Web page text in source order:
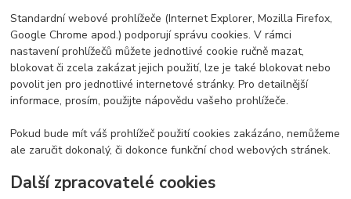
Standardní webové prohlížeče (Internet Explorer, Mozilla Firefox,
Google Chrome apod.) podporují správu cookies. V rámci
nastavení prohlížečů můžete jednotlivé cookie ručně mazat,
blokovat či zcela zakázat jejich použití, lze je také blokovat nebo
povolit jen pro jednotlivé internetové stránky. Pro detailnější
informace, prosím, použijte nápovědu vašeho prohlížeče.
Pokud bude mít váš prohlížeč použití cookies zakázáno, nemůžeme
ale zaručit dokonalý, či dokonce funkční chod webových stránek.
Další zpracovatelé cookies